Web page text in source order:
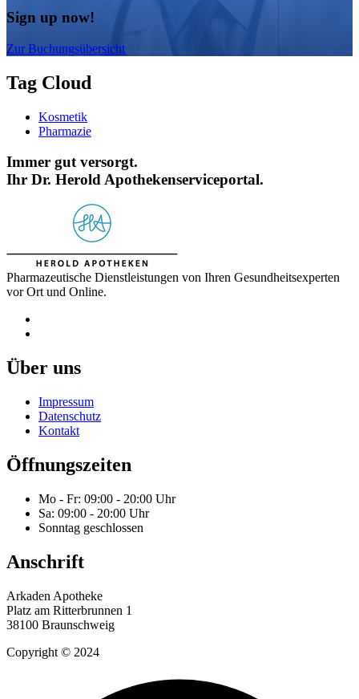
Sign up now!
Zur Buchungsübersicht
Tag Cloud
Kosmetik
Pharmazie
Immer gut versorgt.
Ihr Dr. Herold Apothekenserviceportal.
Pharmazeutische Dienstleistungen von Ihren Gesundheitsexperten
vor Ort und Online.
Über uns
Impressum
Datenschutz
Kontakt
Öffnungszeiten
Mo - Fr: 09:00 - 20:00 Uhr
Sa: 09:00 - 20:00 Uhr
Sonntag geschlossen
Anschrift
Arkaden Apotheke
Platz am Ritterbrunnen 1
38100 Braunschweig
Copyright © 2024